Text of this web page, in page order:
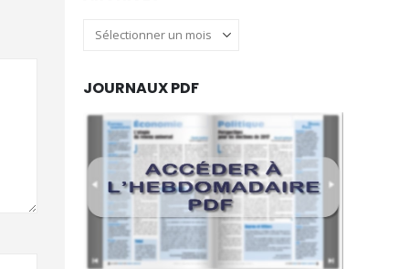
Archives
JOURNAUX PDF